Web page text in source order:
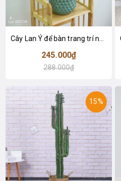
245.000₫
288.000₫
15%